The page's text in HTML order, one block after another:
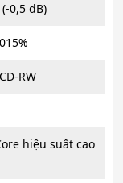
0,5 dB)
RW
hiệu suất cao